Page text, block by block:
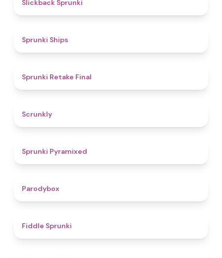
Slickback Sprunki
Sprunki Ships
Sprunki Retake Final
Scrunkly
Sprunki Pyramixed
Parodybox
Fiddle Sprunki